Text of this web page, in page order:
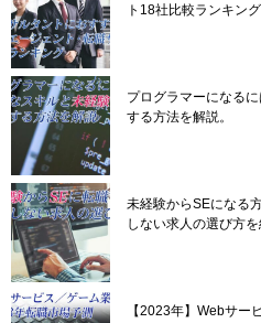
ト18社比較ランキング
プログラマーになる
する方法を解説。
未経験からSEになる
しない求人の選び方
【2023年】Webサー